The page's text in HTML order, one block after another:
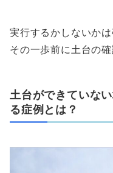
実行するかしないか
その一歩前に土台の
土台ができていな
る症例とは？